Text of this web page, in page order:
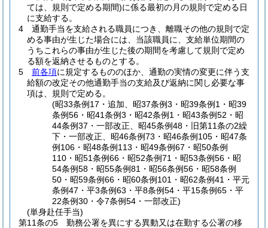
ては、規則で定める期間)に係る最初の月の規則で定める日
に支給する。
4
通勤手当を支給される職員につき、離職その他の規則で定
める事由が生じた場合には、当該職員に、支給単位期間の
うちこれらの事由が生じた後の期間を考慮して規則で定め
る額を返納させるものとする。
5
前各項に規定するもののほか、通勤の実情の変更に伴う支
給額の改定その他通勤手当の支給及び返納に関し必要な事
項は、規則で定める。
(昭33条例17・追加、昭37条例3・昭39条例1・昭39
条例56・昭41条例3・昭42条例1・昭43条例52・昭
44条例37・一部改正、昭45条例48・旧第11条の2繰
下・一部改正、昭46条例73・昭46条例105・昭47条
例106・昭48条例113・昭49条例67・昭50条例
110・昭51条例66・昭52条例71・昭53条例56・昭
54条例58・昭55条例81・昭56条例56・昭58条例
50・昭59条例66・昭60条例101・昭62条例41・平元
条例47・平3条例63・平8条例54・平15条例65・平
22条例30・令7条例54・一部改正)
(単身赴任手当)
第11条の5
勤務公署を異にする異動又は在勤する公署の移